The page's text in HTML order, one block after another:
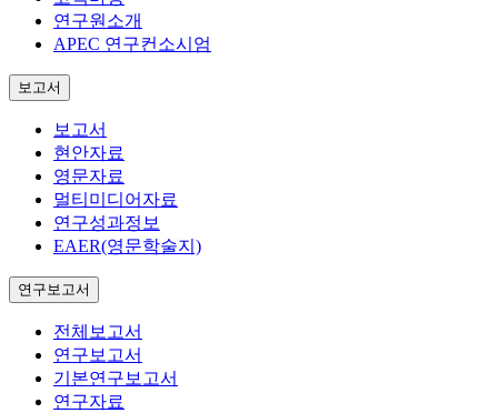
연구원소개
APEC 연구컨소시엄
보고서
보고서
현안자료
영문자료
멀티미디어자료
연구성과정보
EAER(영문학술지)
연구보고서
전체보고서
연구보고서
기본연구보고서
연구자료